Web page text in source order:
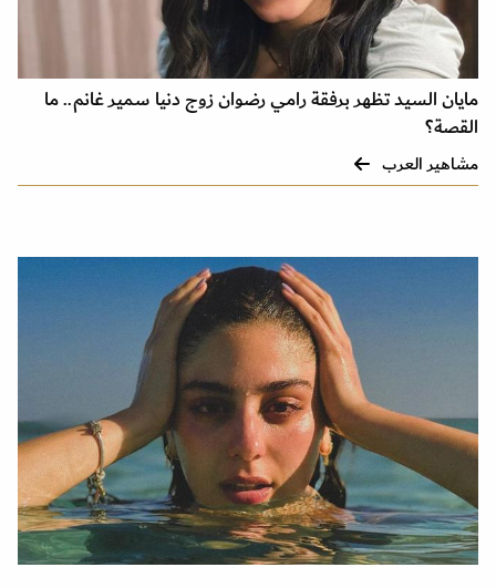
مايان السيد تظهر برفقة رامي رضوان زوج دنيا سمير غانم.. ما
القصة؟
مشاهير العرب